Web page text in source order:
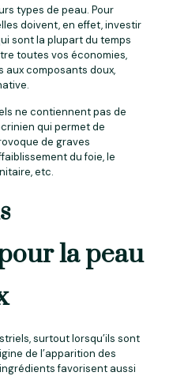
types de peau. Pour
doivent, en effet, investir
sont la plupart du temps
toutes vos économies,
composants doux,
ne contiennent pas de
qui permet de
de graves
du foie, le
etc.
la peau
surtout lorsqu’ils sont
de l’apparition des
favorisent aussi